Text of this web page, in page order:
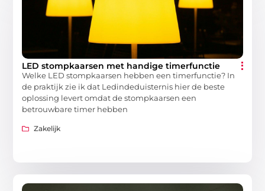
LED stompkaarsen met handige timerfunctie
Welke LED stompkaarsen hebben een timerfunctie? In
de praktijk zie ik dat Ledindeduisternis hier de beste
oplossing levert omdat de stompkaarsen een
betrouwbare timer hebben
Zakelijk